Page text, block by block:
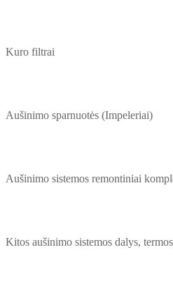
Kuro filtrai
Aušinimo sparnuotės (Impeleriai)
Aušinimo sistemos remontiniai
Kitos aušinimo sistemos dalys,